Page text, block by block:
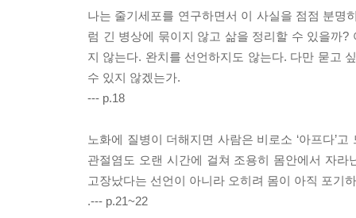
2장 마음을 어린아이와 같이 깨끗하게
3장 영을 성령의 능력으로 깨끗하게
에필로그 _ 하나님의 청지기로 살아간다는 것
줄기세포 치료의 과학적 근거와 임상 전환의 기록
나는 줄기세포를 연구하면서 이 사실을 점점 분명
럼 긴 병상에 묶이지 않고 삶을 정리할 수 있을까
지 않는다. 완치를 선언하지도 않는다. 다만 묻고
수 있지 않겠는가.
--- p.18
노화에 질병이 더해지면 사람은 비로소 ‘아프다’
관절염도 오랜 시간에 걸쳐 조용히 몸안에서 자
고장났다는 선언이 아니라 오히려 몸이 아직 포기
.--- p.21~22